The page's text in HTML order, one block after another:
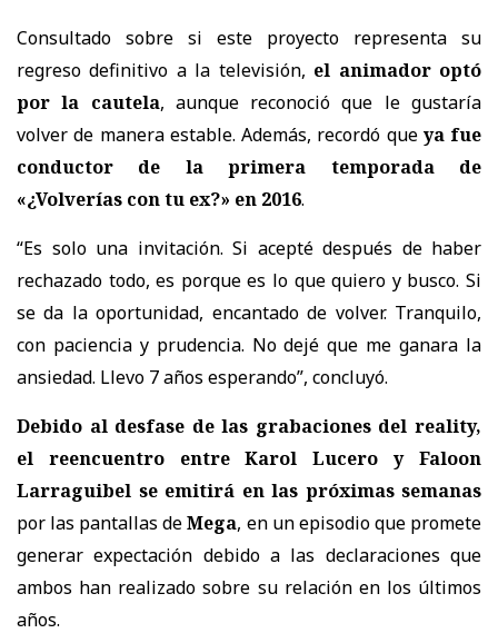
Consultado sobre si este proyecto representa su
regreso definitivo a la televisión, el animador optó
por la cautela, aunque reconoció que le gustaría
volver de manera estable. Además, recordó que ya fue
conductor de la primera temporada de
«¿Volverías con tu ex?» en 2016.
“Es solo una invitación. Si acepté después de haber
rechazado todo, es porque es lo que quiero y busco. Si
se da la oportunidad, encantado de volver. Tranquilo,
con paciencia y prudencia. No dejé que me ganara la
ansiedad. Llevo 7 años esperando”, concluyó.
Debido al desfase de las grabaciones del reality,
el reencuentro entre Karol Lucero y Faloon
Larraguibel se emitirá en las próximas semanas
por las pantallas deMega, en un episodio que promete
generar expectación debido a las declaraciones que
ambos han realizado sobre su relación en los últimos
años.